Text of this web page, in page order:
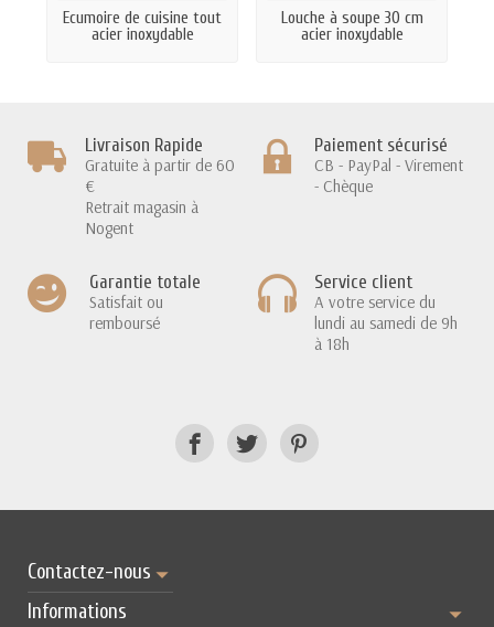
Ecumoire de cuisine tout
acier inoxydable
Louche à soupe 30 cm
acier inoxydable
Livraison Rapide
Gratuite à partir de 60
€
Retrait magasin à
Nogent
Paiement sécurisé
CB - PayPal - Virement
- Chèque
Garantie totale
Satisfait ou
remboursé
Service client
A votre service du
lundi au samedi de 9h
à 18h
Contactez-nous
Informations